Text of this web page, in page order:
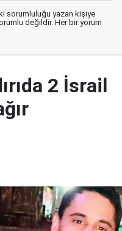
sorumluluğu yazan kişiye
değildir. Her bir yorum
2 İsrail